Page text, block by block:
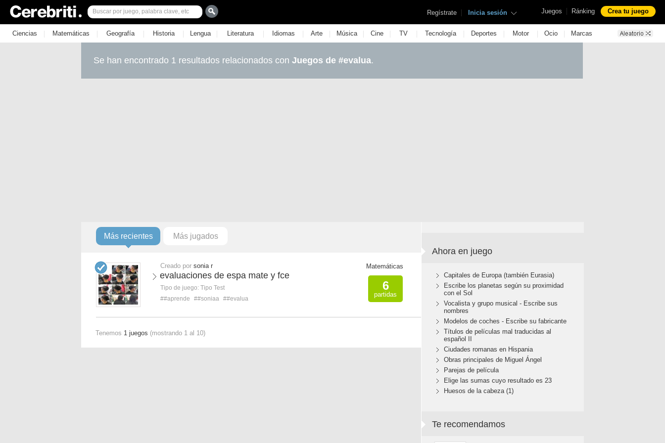
Juegos | Ránking Crea tu juego
Regístrate | Inicia sesión
Ciencias | Matemáticas | Geografía | Historia | Lengua | Literatura | Idiomas | Arte | Música | Cine | TV | Tecnología | Deportes | Motor | Ocio | Marcas
Se han encontrado 1 resultados relacionados con Juegos de #evalua.
Más recientes Más jugados
Creado por sonia r
evaluaciones de espa mate y fce
Tipo de juego: Tipo Test
##aprende
##soniaa ##evalua
Matemáticas
6
partidas
Tenemos 1 juegos (mostrando 1 al 10)
Ahora en juego
Capitales de Europa (también Eurasia)
Escribe los planetas según su proximidad
con el Sol
Vocalista y grupo musical - Escribe sus
nombres
Modelos de coches - Escribe su fabricante
Títulos de películas mal traducidas al
español II
Ciudades romanas en Hispania
Obras principales de Miguel Ángel
Parejas de película
Elige las sumas cuyo resultado es 23
Huesos de la cabeza (1)
Te recomendamos